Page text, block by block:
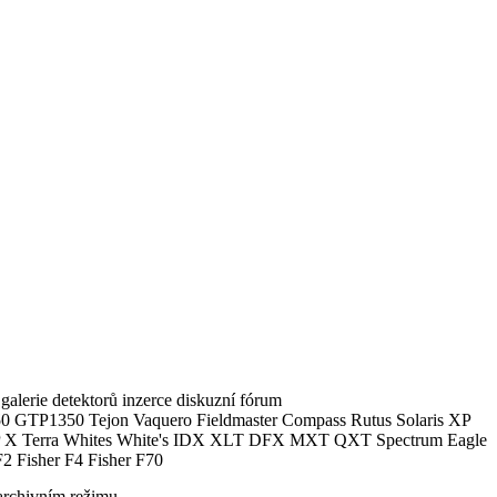
detektorů inzerce diskuzní fórum
Tejon Vaquero Fieldmaster Compass Rutus Solaris XP
Terra Whites White's IDX XLT DFX MXT QXT Spectrum Eagle
Fisher F4 Fisher F70